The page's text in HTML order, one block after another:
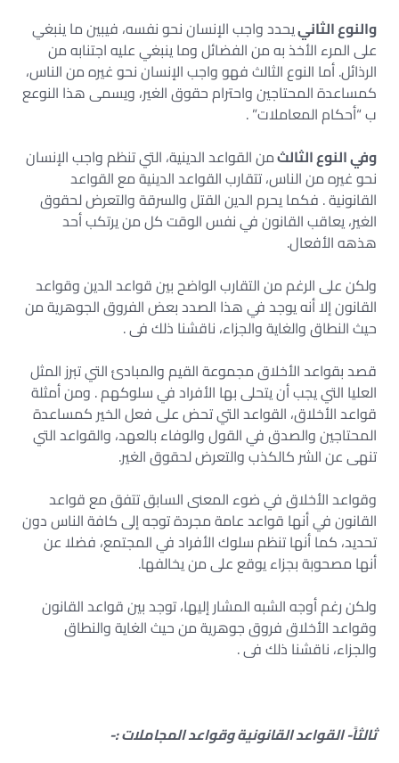
والنوع الثانييحدد واجب الإنسان نحو نفسه، فيبين ما ينبغي
على المرء الأخذ به من الفضائل وما ينبغي عليه اجتنابه من
الرذائل. أما النوع الثالث فهو واجب الإنسان نحو غيره من الناس،
كمساعدة المحتاجين واحترام حقوق الغير، ويسمى هذا النوعع
ب “أحكام المعاملات” .
وفي النوع الثالثمن القواعد الدينية، التي تنظم واجب الإنسان
نحو غيره من الناس، تتقارب القواعد الدينية مع القواعد
القانونية . فكما يحرم الدين القتل والسرقة والتعرض لحقوق
الغير، يعاقب القانون في نفس الوقت كل من يرتكب أحد
هذهه الأفعال.
ولكن على الرغم من التقارب الواضح بين قواعد الدين وقواعد
القانون إلا أنه يوجد في هذا الصدد بعض الفروق الجوهرية من
حيث النطاق والغاية والجزاء، ناقشنا ذلك فى .
قصد بقواعد الأخلاق مجموعة القيم والمبادئ التي تبرز المثل
العليا التي يجب أن يتحلى بها الأفراد في سلوكهم . ومن أمثلة
قواعد الأخلاق، القواعد التي تحض على فعل الخير كمساعدة
المحتاجين والصدق في القول والوفاء بالعهد، والقواعد التي
تنهى عن الشر كالكذب والتعرض لحقوق الغير.
وقواعد الأخلاق في ضوء المعنى السابق تتفق مع قواعد
القانون في أنها قواعد عامة مجردة توجه إلى كافة الناس دون
تحديد، كما أنها تنظم سلوك الأفراد في المجتمع، فضلا عن
أنها مصحوبة بجزاء يوقع على من يخالفها.
ولكن رغم أوجه الشبه المشار إليها، توجد بين قواعد القانون
وقواعد الأخلاق فروق جوهرية من حيث الغاية والنطاق
والجزاء، ناقشنا ذلك فى .
ثالثاً- القواعد القانونية وقواعد المجاملات :-